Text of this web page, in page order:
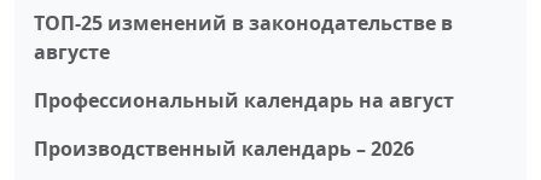
ТОП-25 изменений в законодательстве в
августе
Профессиональный календарь на август
Производственный календарь – 2026